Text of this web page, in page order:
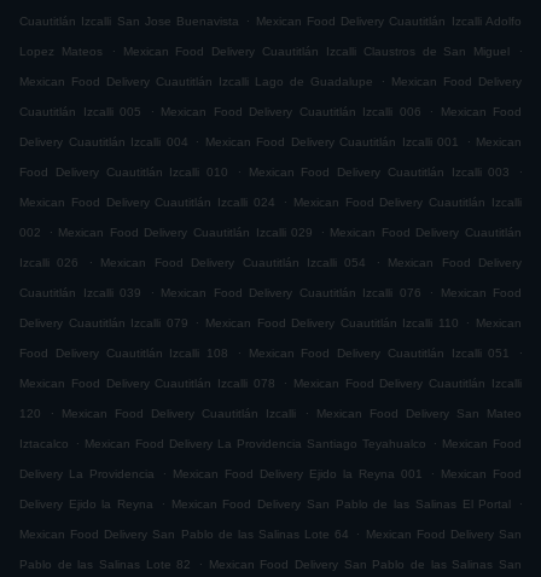
Cuautitlán Izcalli San Jose Buenavista . Mexican Food Delivery Cuautitlán Izcalli Adolfo
Lopez Mateos . Mexican Food Delivery Cuautitlán Izcalli Claustros de San Miguel .
Mexican Food Delivery Cuautitlán Izcalli Lago de Guadalupe . Mexican Food Delivery
Cuautitlán Izcalli 005 . Mexican Food Delivery Cuautitlán Izcalli 006 . Mexican Food
Delivery Cuautitlán Izcalli 004 . Mexican Food Delivery Cuautitlán Izcalli 001 . Mexican
Food Delivery Cuautitlán Izcalli 010 . Mexican Food Delivery Cuautitlán Izcalli 003 .
Mexican Food Delivery Cuautitlán Izcalli 024 . Mexican Food Delivery Cuautitlán Izcalli
002 . Mexican Food Delivery Cuautitlán Izcalli 029 . Mexican Food Delivery Cuautitlán
Izcalli 026 . Mexican Food Delivery Cuautitlán Izcalli 054 . Mexican Food Delivery
Cuautitlán Izcalli 039 . Mexican Food Delivery Cuautitlán Izcalli 076 . Mexican Food
Delivery Cuautitlán Izcalli 079 . Mexican Food Delivery Cuautitlán Izcalli 110 . Mexican
Food Delivery Cuautitlán Izcalli 108 . Mexican Food Delivery Cuautitlán Izcalli 051 .
Mexican Food Delivery Cuautitlán Izcalli 078 . Mexican Food Delivery Cuautitlán Izcalli
120 . Mexican Food Delivery Cuautitlán Izcalli . Mexican Food Delivery San Mateo
Iztacalco . Mexican Food Delivery La Providencia Santiago Teyahualco . Mexican Food
Delivery La Providencia . Mexican Food Delivery Ejido la Reyna 001 . Mexican Food
Delivery Ejido la Reyna . Mexican Food Delivery San Pablo de las Salinas El Portal .
Mexican Food Delivery San Pablo de las Salinas Lote 64 . Mexican Food Delivery San
Pablo de las Salinas Lote 82 . Mexican Food Delivery San Pablo de las Salinas San